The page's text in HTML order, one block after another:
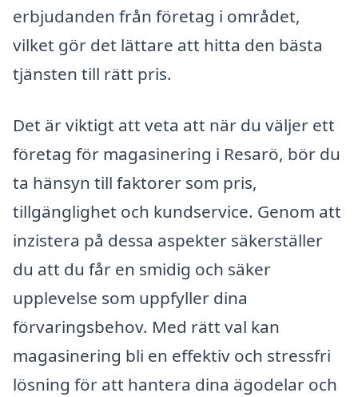
erbjudanden från företag i området,
vilket gör det lättare att hitta den bästa
tjänsten till rätt pris.
Det är viktigt att veta att när du väljer ett
företag för magasinering i Resarö, bör du
ta hänsyn till faktorer som pris,
tillgänglighet och kundservice. Genom att
inzistera på dessa aspekter säkerställer
du att du får en smidig och säker
upplevelse som uppfyller dina
förvaringsbehov. Med rätt val kan
magasinering bli en effektiv och stressfri
lösning för att hantera dina ägodelar och